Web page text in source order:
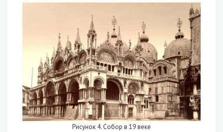
Рисунок 4. Собор в 19 веке